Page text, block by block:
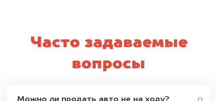
Часто задаваемые
вопросы